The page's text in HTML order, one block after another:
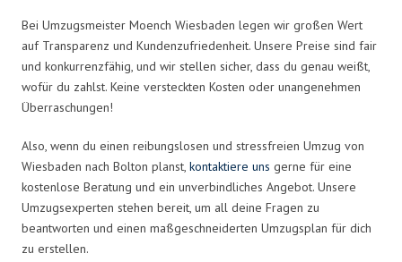
Bei Umzugsmeister Moench Wiesbaden legen wir großen Wert
auf Transparenz und Kundenzufriedenheit. Unsere Preise sind fair
und konkurrenzfähig, und wir stellen sicher, dass du genau weißt,
wofür du zahlst. Keine versteckten Kosten oder unangenehmen
Überraschungen!
Also, wenn du einen reibungslosen und stressfreien Umzug von
Wiesbaden nach Bolton planst, kontaktiere uns gerne für eine
kostenlose Beratung und ein unverbindliches Angebot. Unsere
Umzugsexperten stehen bereit, um all deine Fragen zu
beantworten und einen maßgeschneiderten Umzugsplan für dich
zu erstellen.